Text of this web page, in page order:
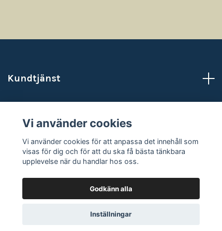
Kundtjänst
Sociala medier
© 2026 NataliasAteljePowered by Quickbutik
Vi använder cookies
Vi använder cookies för att anpassa det innehåll som
visas för dig och för att du ska få bästa tänkbara
upplevelse när du handlar hos oss.
Godkänn alla
Inställningar